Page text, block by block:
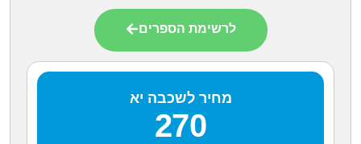
לרשימת הספרים
מחיר לשכבה יא
270